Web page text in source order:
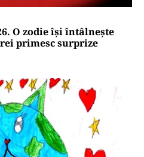
O zodie își întâlnește
primesc surprize